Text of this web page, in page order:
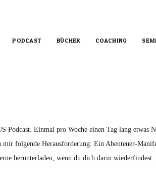
PODCAST BÜCHER COACHING
Einmal pro Woche einen Tag lang
folgende Herausforderung: Ein Abenteuer-
herunterladen, wenn du dich darin